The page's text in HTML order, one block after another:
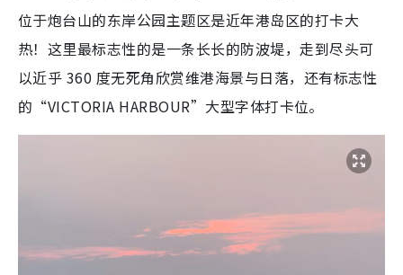
位于炮台山的东岸公园主题区是近年港岛区的打卡大
热！这里最标志性的是一条长长的防波堤，走到尽头可
以近乎 360 度无死角欣赏维港海景与日落，还有标志性
的“VICTORIA HARBOUR”大型字体打卡位。